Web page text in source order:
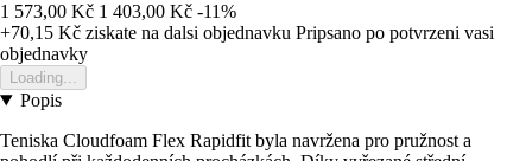
1 573,00 Kč 1 403,00 Kč -11%
+70,15 Kč ziskate na dalsi objednavku Pripsano po potvrzeni vasi
objednavky
Loading...
Popis
Teniska Cloudfoam Flex Rapidfit byla navržena pro pružnost a